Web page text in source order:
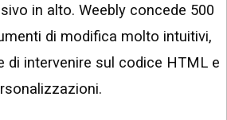
in alto. Weebly concede 500
di modifica molto intuitivi,
di intervenire sul codice HTML e